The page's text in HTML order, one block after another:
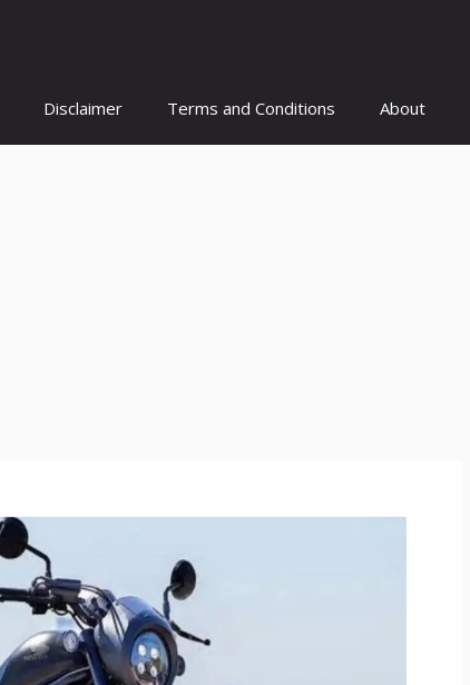
Disclaimer Terms and Conditions About